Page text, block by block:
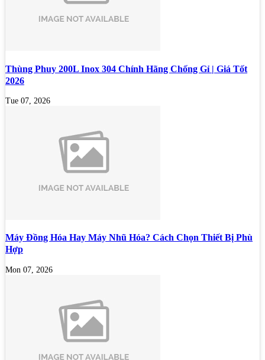
Thùng Phuy 200L Inox 304 Chính Hãng Chống Gỉ | Giá Tốt
2026
Tue 07, 2026
Máy Đồng Hóa Hay Máy Nhũ Hóa? Cách Chọn Thiết Bị Phù
Hợp
Mon 07, 2026